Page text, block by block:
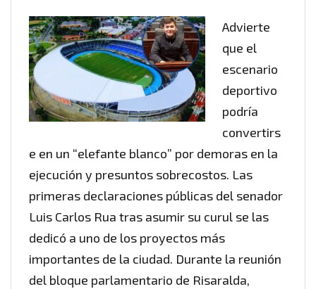
Advierte
que el
escenario
deportivo
podría
convertirs
e en un “elefante blanco” por demoras en la
ejecución y presuntos sobrecostos. Las
primeras declaraciones públicas del senador
Luis Carlos Rua tras asumir su curul se las
dedicó a uno de los proyectos más
importantes de la ciudad. Durante la reunión
del bloque parlamentario de Risaralda,